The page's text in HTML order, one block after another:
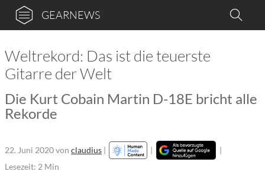
GEARNEWS
Weltrekord: Das ist die teuerste
Gitarre der Welt
Die Kurt Cobain Martin D-18E bricht alle
Rekorde
22. Juni 2020von claudius | |
|
Lesezeit: 2 Min